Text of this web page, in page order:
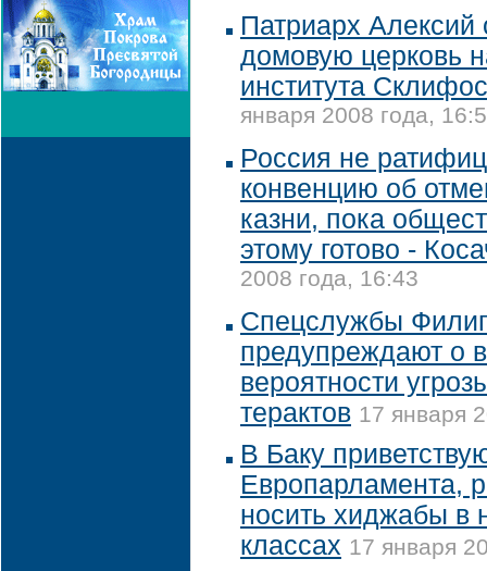
Патриарх Алексий
домовую церковь
института
января 2008 года,
Россия не
конвенцию об
казни, пока
этому готово -
2008 года, 16:43
Спецслужбы
предупреждают о
вероятности
терактов 17 января
В Баку
Европарламента,
носить хиджабы в
классах 17 января